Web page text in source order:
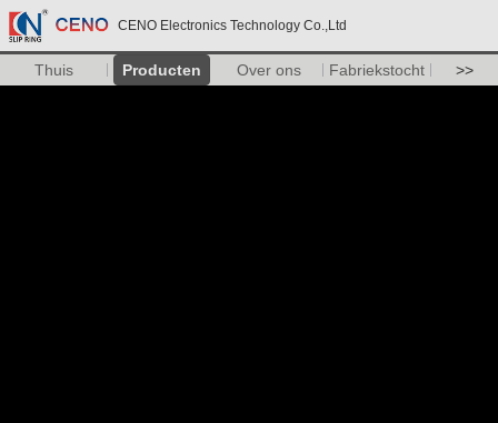
CENO Electronics Technology Co.,Ltd
Thuis Producten Over ons Fabriekstocht >>